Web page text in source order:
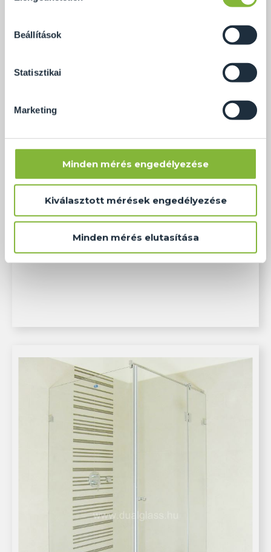
Természetesen
soha semmilyen formában nem fogunk visszaélni ezzel
és később bármikor megváltoztathatod a döntésed ezzel
Beállítások
Statisztikai
Marketing
Minden mérés engedélyezése
Kiválasztott mérések engedélyezése
Minden mérés elutasítása
Négyrészes, dekoros zuhanyfal, Ebes